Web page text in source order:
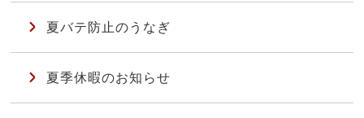
夏バテ防止のうなぎ
夏季休暇のお知らせ